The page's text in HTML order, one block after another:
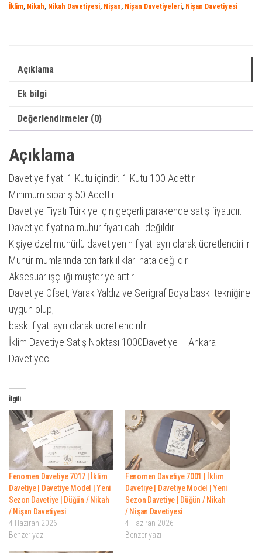
İklim, Nikah, Nikah Davetiyesi, Nişan, Nişan Davetiyeleri, Nişan Davetiyesi
Açıklama
Ek bilgi
Değerlendirmeler (0)
Açıklama
Davetiye fiyatı 1 Kutu içindir. 1 Kutu 100 Adettir.
Minimum sipariş 50 Adettir.
Davetiye Fiyatı Türkiye için geçerli parakende satış fiyatıdır.
Davetiye fiyatına mühür fiyatı dahil değildir.
Kişiye özel mühürlü davetiyenin fiyatı ayrı olarak ücretlendirilir.
Mühür mumlarında ton farklılıkları hata değildir.
Aksesuar işçiliği müşteriye aittir.
Davetiye Ofset, Varak Yaldız ve Serigraf Boya baskı tekniğine
uygun olup,
baskı fiyatı ayrı olarak ücretlendirilir.
İklim Davetiye Satış Noktası 1000Davetiye – Ankara
Davetiyeci
İlgili
Fenomen Davetiye 7017 | İklim
Davetiye | Davetiye Model | Yeni
Sezon Davetiye | Düğün / Nikah
/ Nişan Davetiyesi
4 Haziran 2026
Benzer yazı
Fenomen Davetiye 7001 | İklim
Davetiye | Davetiye Model | Yeni
Sezon Davetiye | Düğün / Nikah
/ Nişan Davetiyesi
4 Haziran 2026
Benzer yazı